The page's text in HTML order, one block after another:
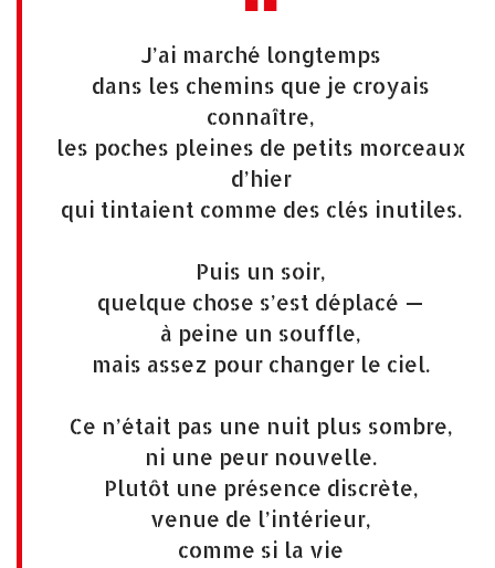
J’ai marché longtemps
dans les chemins que je croyais
connaître,
les poches pleines de petits morceaux
d’hier
qui tintaient comme des clés inutiles.
Puis un soir,
quelque chose s’est déplacé —
à peine un souffle,
mais assez pour changer le ciel.
Ce n’était pas une nuit plus sombre,
ni une peur nouvelle.
Plutôt une présence discrète,
venue de l’intérieur,
comme si la vie